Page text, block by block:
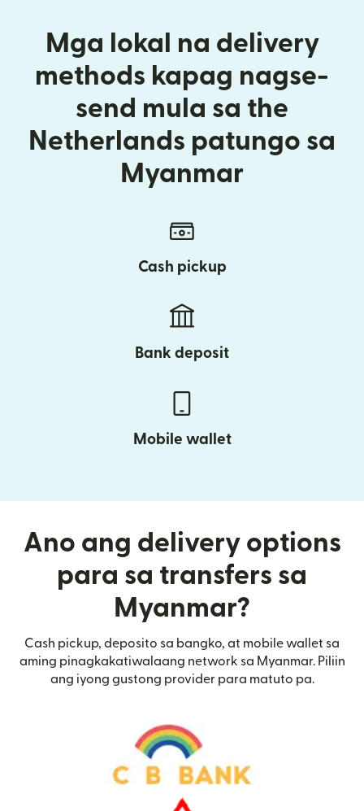
Mga lokal na delivery
methods kapag nagse-
send mula sa the
Netherlands patungo sa
Myanmar
Cash pickup
Bank deposit
Mobile wallet
Ano ang delivery options
para sa transfers sa
Myanmar?
Cash pickup, deposito sa bangko, at mobile wallet sa
aming pinagkakatiwalaang network sa Myanmar. Piliin
ang iyong gustong provider para matuto pa.